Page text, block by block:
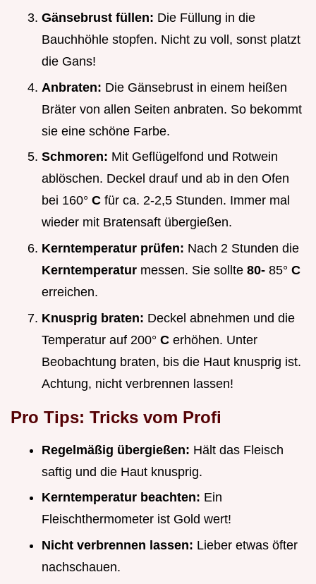
Gänsebrust füllen: Die Füllung in die
Bauchhöhle stopfen. Nicht zu voll, sonst platzt
die Gans!
Anbraten: Die Gänsebrust in einem heißen
Bräter von allen Seiten anbraten. So bekommt
sie eine schöne Farbe.
Schmoren: Mit Geflügelfond und Rotwein
ablöschen. Deckel drauf und ab in den Ofen
bei 160° C für ca. 2-2,5 Stunden. Immer mal
wieder mit Bratensaft übergießen.
Kerntemperatur prüfen: Nach 2 Stunden die
Kerntemperatur messen. Sie sollte 80- 85° C
erreichen.
Knusprig braten: Deckel abnehmen und die
Temperatur auf 200° C erhöhen. Unter
Beobachtung braten, bis die Haut knusprig ist.
Achtung, nicht verbrennen lassen!
Pro Tips: Tricks vom Profi
Regelmäßig übergießen: Hält das Fleisch
saftig und die Haut knusprig.
Kerntemperatur beachten: Ein
Fleischthermometer ist Gold wert!
Nicht verbrennen lassen: Lieber etwas öfter
nachschauen.